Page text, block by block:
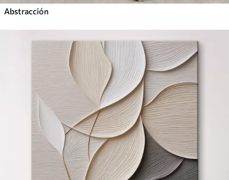
Abstracción